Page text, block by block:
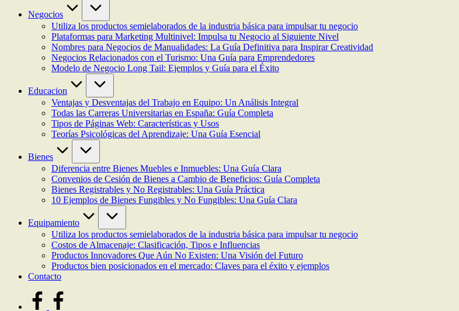
Negocios
Utiliza los productos semielaborados de la industria básica para impulsar tu negocio
Plataformas para Marketing Multinivel: Impulsa tu Negocio al Siguiente Nivel
Nombres para Negocios de Manualidades: La Guía Definitiva para Inspirar Creatividad
Negocios Relacionados con el Turismo: Una Guía para Emprendedores
Modelo de Negocio Long Tail: Ejemplos y Guía para el Éxito
Educacion
Ventajas y Desventajas del Trabajo en Equipo: Un Análisis Integral
Todas las Carreras Universitarias en España: Guía Completa
Tipos de Páginas Web: Características y Usos
Teorías Psicológicas del Aprendizaje: Una Guía Esencial
Bienes
Diferencia entre Bienes Muebles e Inmuebles: Una Guía Clara
Convenios de Cesión de Bienes a Cambio de Beneficios: Guía Completa
Bienes Registrables y No Registrables: Una Guía Práctica
10 Ejemplos de Bienes Fungibles y No Fungibles: Una Guía Clara
Equipamiento
Utiliza los productos semielaborados de la industria básica para impulsar tu negocio
Costos de Almacenaje: Clasificación, Tipos e Influencias
Productos Innovadores Que Aún No Existen: Una Visión del Futuro
Productos bien posicionados en el mercado: Claves para el éxito y ejemplos
Contacto
facebook.com